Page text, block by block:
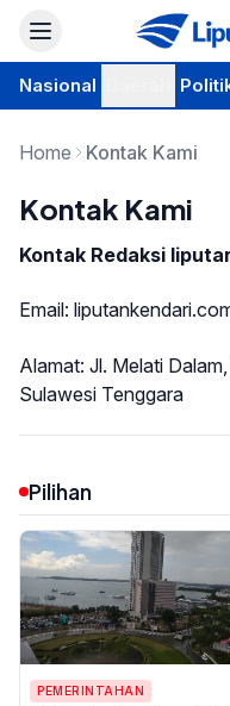
Nasional
Home Kontak Kami
Kontak Kami
Kontak Redaksi
Email:
Alamat: Jl. Melati
Sulawesi Tenggara
Pilihan
PEMERINTAHAN